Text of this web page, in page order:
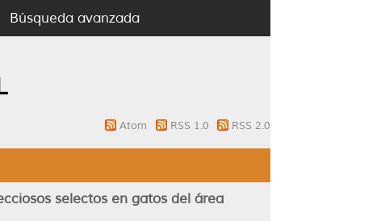
Búsqueda avanzada
Atom RSS 1.0 RSS 2.0
selectos en gatos del área